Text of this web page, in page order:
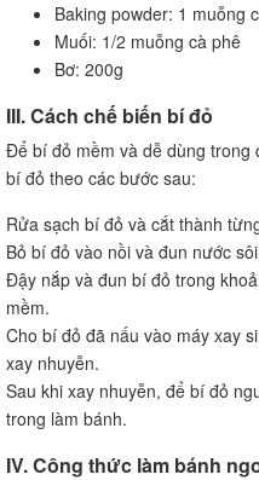
Baking powder: 1 muỗng
Muối: 1/2 muỗng cà phê
Bơ: 200g
III. Cách chế biến bí đỏ
Để bí đỏ mềm và dễ dùng trong
bí đỏ theo các bước sau:
Rửa sạch bí đỏ và cắt thành
Bỏ bí đỏ vào nồi và đun nước
Đậy nắp và đun bí đỏ trong
mềm.
Cho bí đỏ đã nấu vào máy xay
xay nhuyễn.
Sau khi xay nhuyễn, để bí đỏ
trong làm bánh.
IV. Công thức làm bánh